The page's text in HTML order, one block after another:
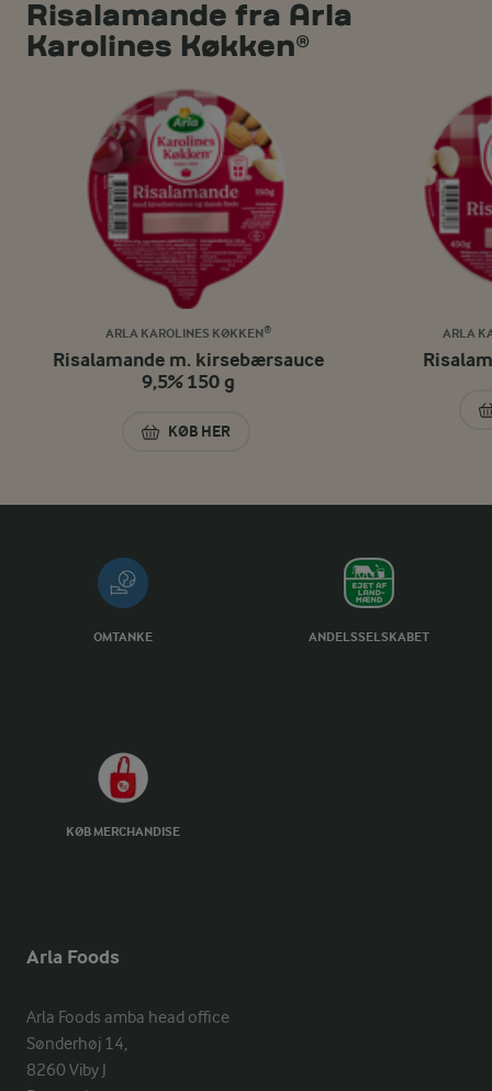
Risalamande fra Arla
Karolines Køkken®
ARLA KAROLINES KØKKEN®
Risalamande m. kirsebærsauce
9,5% 150 g
KØB HER
RISALAMANDE M. KIRSEBÆRSAUCE 9,5%
ARLA
OMTANKE ANDELSSELSKABET
KØB MERCHANDISE
Arla Foods
Arla Foods amba head office
Sønderhøj 14,
8260 Viby J